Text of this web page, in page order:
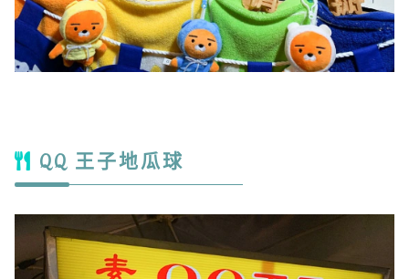
QQ 王子地瓜球